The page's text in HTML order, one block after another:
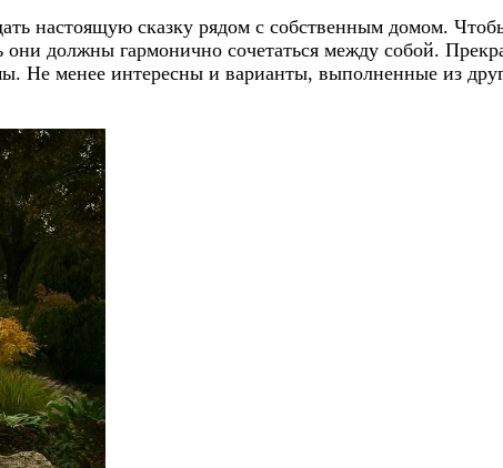
настоящую сказку рядом с собственным домом.
они должны гармонично сочетаться между собой.
Не менее интересны и варианты, выполненные из